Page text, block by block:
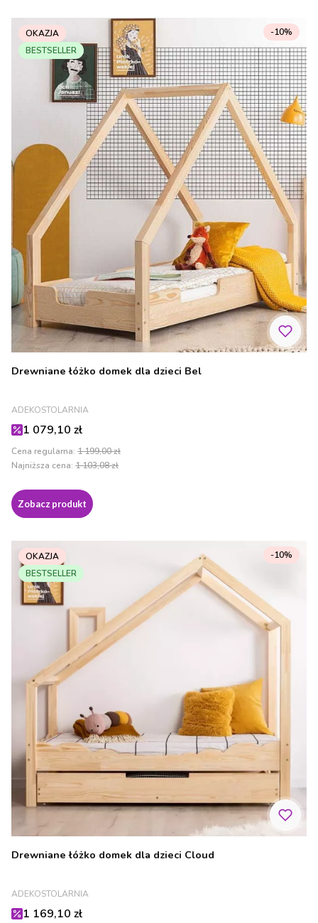
OKAZJA
BESTSELLER
Drewniane łóżko domek dla dzieci Bel
PRODUCENT
ADEKOSTOLARNIA
Cena promocyjna
1 079,10 zł
Cena regularna: 1 199,00 zł
-10%
Najniższa cena: 1 103,08 zł
Zobacz produkt
OKAZJA
BESTSELLER
Drewniane łóżko domek dla dzieci Cloud
PRODUCENT
ADEKOSTOLARNIA
Cena promocyjna
1 169,10 zł
-10%